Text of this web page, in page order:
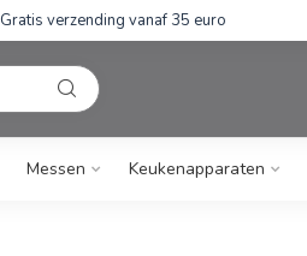
Gratis verzending vanaf 35 euro
Messen Keukenapparaten